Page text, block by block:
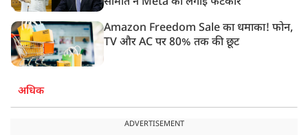
Amazon Freedom Sale का धमाका! फोन,
TV और AC पर 80% तक की छूट
अधिक
ADVERTISEMENT